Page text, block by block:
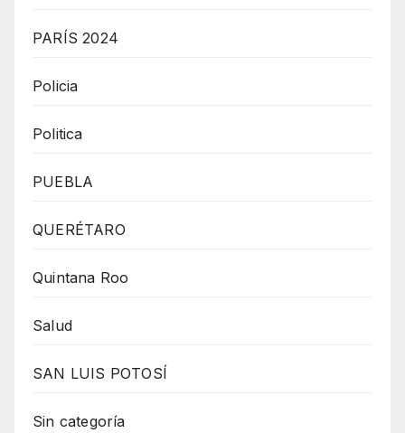
PARÍS 2024
Policia
Politica
PUEBLA
QUERÉTARO
Quintana Roo
Salud
SAN LUIS POTOSÍ
Sin categoría